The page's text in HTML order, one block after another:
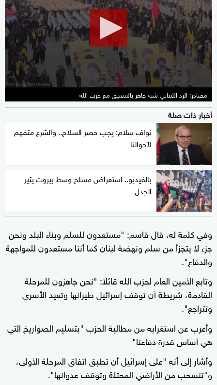
2
minutes,
29
seconds
مصادر: الرد اللبناني شبه جاهز بالتنسيق مع حزب الله
أخبار ذات صلة
نواف سلام: يجب حصر السلاح.. والشرع متفهم
لأحوالنا
بالفيديو.. استعراض مسلح وسط بيروت يثير
الجدل
وفي كلمة له، قال قاسم: "مستعدون للسلم وبناء البلد ونحن
جزء لا يتجزأ من سلم ونهضة لبنان كما أننا مستعدون للمواجهة
والدفاع".
وتابع الأمين العام لحزب الله قائلا: "نحن جاهزون للمرحلة
القادمة، شريطة أن توقف إسرائيل طيرانها وتعيد الأسرى
وتتراجع".
وأعرب عن استغرابه من مطالبة الحزب "بتسليم الصواريخ التي
هي أساس قدرة دفاعنا"
وأشار إلى أنه "على إسرائيل أن تطبق اتفاق المرحلة الأولى،
و"تنسحب من الأراضي المحتلة وتوقف عدوانها".